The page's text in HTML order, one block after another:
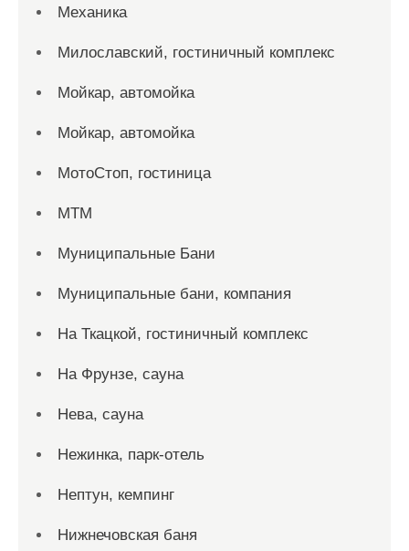
Механика
Милославский, гостиничный комплекс
Мойкар, автомойка
Мойкар, автомойка
МотоСтоп, гостиница
МТМ
Муниципальные Бани
Муниципальные бани, компания
На Ткацкой, гостиничный комплекс
На Фрунзе, сауна
Нева, сауна
Нежинка, парк-отель
Нептун, кемпинг
Нижнечовская баня